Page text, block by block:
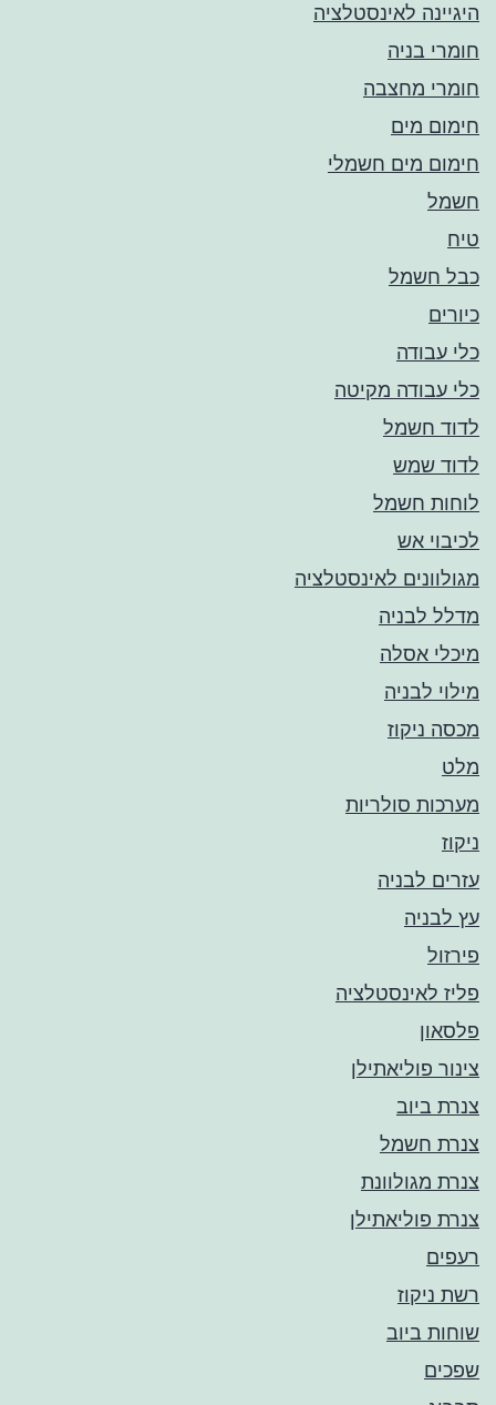
היגיינה לאינסטלציה
חומרי בניה
חומרי מחצבה
חימום מים
חימום מים חשמלי
חשמל
טיח
כבל חשמל
כיורים
כלי עבודה
כלי עבודה מקיטה
לדוד חשמל
לדוד שמש
לוחות חשמל
לכיבוי אש
מגולוונים לאינסטלציה
מדלל לבניה
מיכלי אסלה
מילוי לבניה
מכסה ניקוז
מלט
מערכות סולריות
ניקוז
עזרים לבניה
עץ לבניה
פירזול
פליז לאינסטלציה
פלסאון
צינור פוליאתילן
צנרת ביוב
צנרת חשמל
צנרת מגולוונת
צנרת פוליאתילן
רעפים
רשת ניקוז
שוחות ביוב
שפכים